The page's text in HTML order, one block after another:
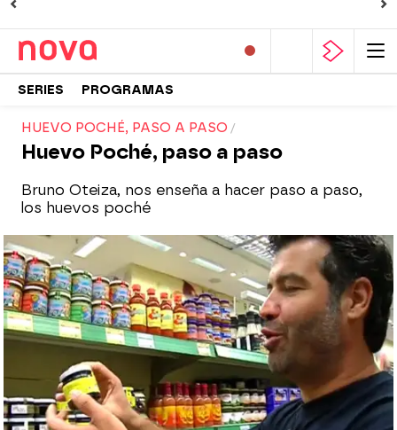
SERIES PROGRAMAS
HUEVO POCHÉ, PASO A PASO
Huevo Poché, paso a paso
Bruno Oteiza, nos enseña a hacer paso a paso,
los huevos poché
Publicado:21 de septiembre de 2011, 12:32